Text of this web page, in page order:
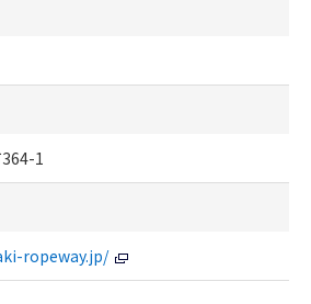
1
ropeway.jp/